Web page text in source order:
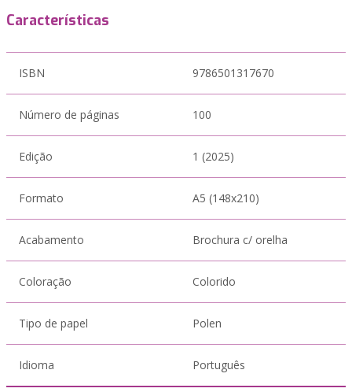
Características
ISBN 9786501317670
Número de páginas 100
Edição 1 (2025)
Formato A5 (148x210)
Acabamento Brochura c/ orelha
Coloração Colorido
Tipo de papel Polen
Idioma Português